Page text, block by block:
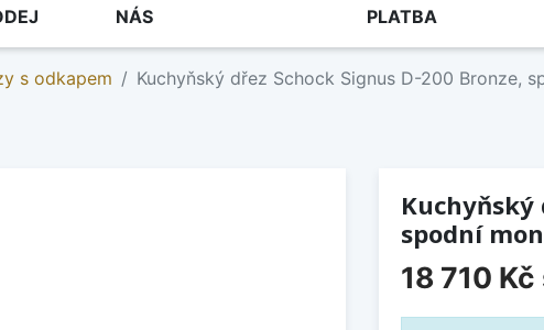
NÁS
PLATBA
s odkapem Kuchyňský dřez Schock Signus D-200 Bronze,
Kuchyňský
spodní
18 710 Kč